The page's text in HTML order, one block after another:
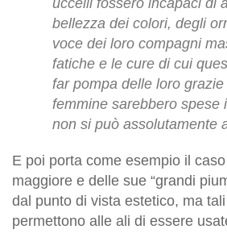
bellezza dei colori, degli
voce dei loro compagni
fatiche e le cure di cui
far pompa delle loro
femmine sarebbero spese
non si può assolutamente
E poi porta come esempio il
maggiore e delle sue “grandi
dal punto di vista estetico, ma
permettono alle ali di essere